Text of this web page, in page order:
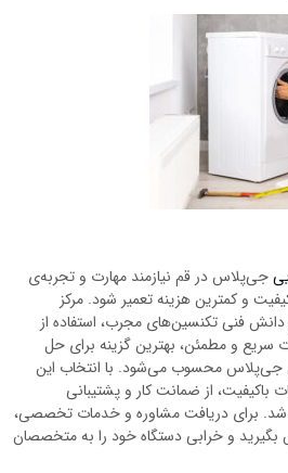
جی‌پلاس در قم نیازمند مهارت و تجربه‌ی
و کمترین هزینه تعمیر شود. مرکز
فنی تکنسین‌های مجرب، استفاده از
سریع و مطمئن، بهترین گزینه برای حل
محسوب می‌شود. با انتخاب این
باکیفیت، از ضمانت کار و پشتیبانی
شد. برای دریافت مشاوره و خدمات تخصصی،
و خرابی دستگاه خود را به متخصصان